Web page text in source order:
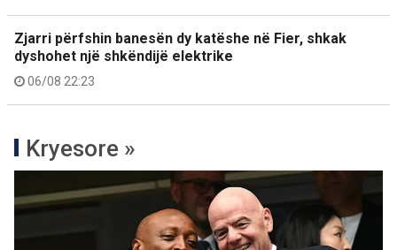
Zjarri përfshin banesën dy katëshe në Fier, shkak
dyshohet një shkëndijë elektrike
06/08 22:23
Kryesore »